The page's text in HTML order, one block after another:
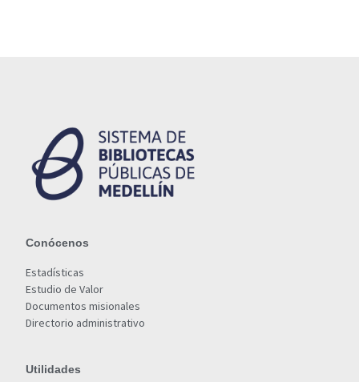
Conócenos
Estadísticas
Estudio de Valor
Documentos misionales
Directorio administrativo
Utilidades